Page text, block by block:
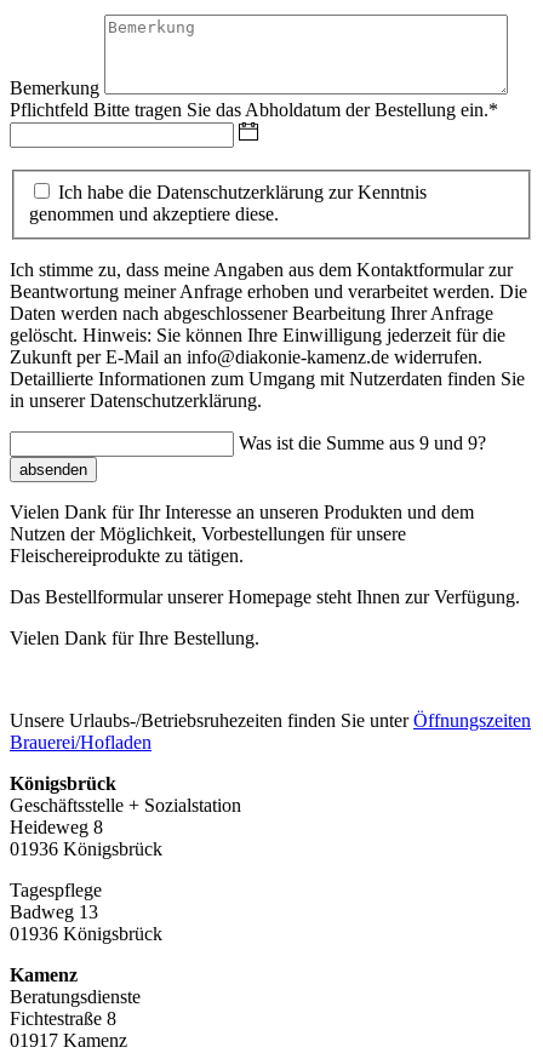
Bemerkung
Pflichtfeld Bitte tragen Sie das Abholdatum der Bestellung ein.*
Ich habe die Datenschutzerklärung zur Kenntnis
genommen und akzeptiere diese.
Ich stimme zu, dass meine Angaben aus dem Kontaktformular zur
Beantwortung meiner Anfrage erhoben und verarbeitet werden. Die
Daten werden nach abgeschlossener Bearbeitung Ihrer Anfrage
gelöscht. Hinweis: Sie können Ihre Einwilligung jederzeit für die
Zukunft per E-Mail an info@diakonie-kamenz.de widerrufen.
Detaillierte Informationen zum Umgang mit Nutzerdaten finden Sie
in unserer Datenschutzerklärung.
Was ist die Summe aus 9 und 9?
absenden
Vielen Dank für Ihr Interesse an unseren Produkten und dem
Nutzen der Möglichkeit, Vorbestellungen für unsere
Fleischereiprodukte zu tätigen.
Das Bestellformular unserer Homepage steht Ihnen zur Verfügung.
Vielen Dank für Ihre Bestellung.
Unsere Urlaubs-/Betriebsruhezeiten finden Sie unterÖffnungszeiten
Brauerei/Hofladen
Königsbrück
Geschäftsstelle + Sozialstation
Heideweg 8
01936 Königsbrück
Tagespflege
Badweg 13
01936 Königsbrück
Kamenz
Beratungsdienste
Fichtestraße 8
01917 Kamenz